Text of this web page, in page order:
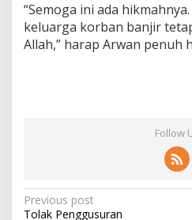
“Semoga ini ada
keluarga korban banjir
Allah,” harap Arwan penuh
Follow
P
Previous post
Tolak Penggusuran